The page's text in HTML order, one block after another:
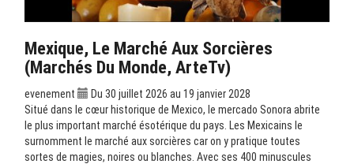
Mexique, Le Marché Aux Sorcières
(Marchés Du Monde, ArteTv)
evenement
Du 30 juillet 2026 au 19 janvier 2028
Situé dans le cœur historique de Mexico, le mercado Sonora abrite
le plus important marché ésotérique du pays. Les Mexicains le
surnomment le marché aux sorcières car on y pratique toutes
sortes de magies, noires ou blanches. Avec ses 400 minuscules